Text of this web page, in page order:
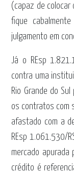
(capaz de colocar
fique
julgamento em
Já o REsp
contra uma
Rio Grande do
os contratos com
afastado com a
REsp 1.061.530/
mercado apurada
crédito é